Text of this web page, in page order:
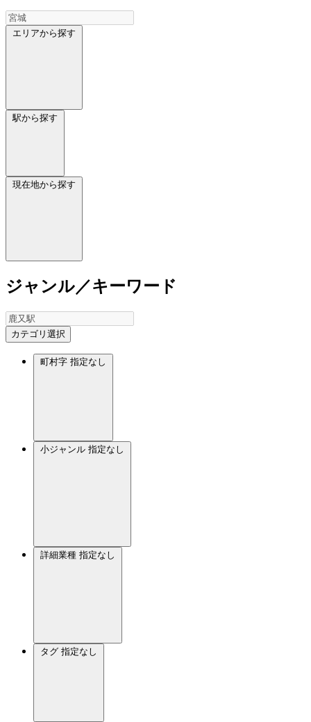
エリアから探す
駅から探す
現在地から探す
ジャンル／キーワード
カテゴリ選択
町村字 指定なし
小ジャンル 指定なし
詳細業種 指定なし
タグ 指定なし